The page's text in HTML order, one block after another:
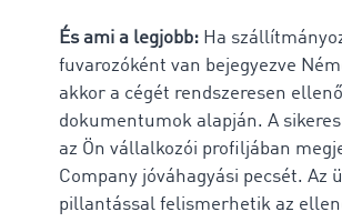
És ami a legjobb: Ha
fuvarozóként van bejegyezve
akkor a cégét rendszeresen
dokumentumok alapján. A
az Ön vállalkozói profiljában
Company jóváhagyási pecsét. Az
pillantással felismerhetik az